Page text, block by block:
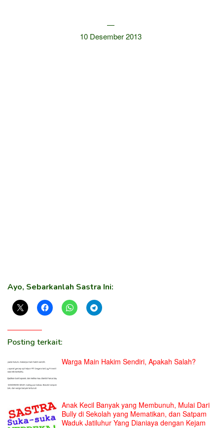
—
10 Desember 2013
Ayo, Sebarkanlah Sastra Ini:
Posting terkait:
Warga Main Hakim Sendiri, Apakah Salah?
Anak Kecil Banyak yang Membunuh, Mulai Dari
Bully di Sekolah yang Mematikan, dan Satpam
Waduk Jatiluhur Yang Dianiaya dengan Kejam